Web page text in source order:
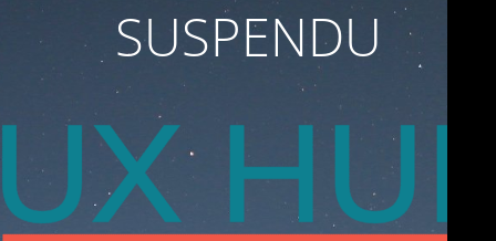
SUSPENDU